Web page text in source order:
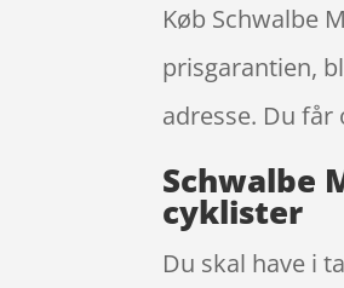
Køb Schwalbe
prisgarantien,
adresse. Du får
Schwalbe
cyklister
Du skal have i